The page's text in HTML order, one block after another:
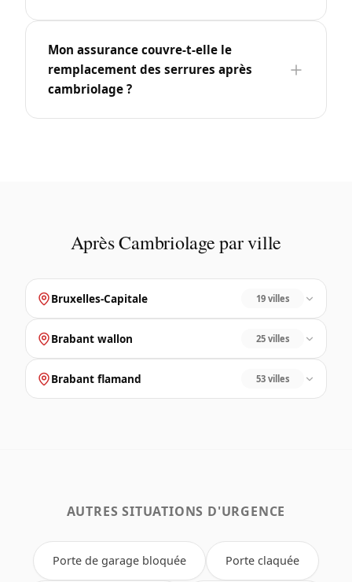
Mon assurance couvre-t-elle le
remplacement des serrures après
cambriolage ?
Après Cambriolage par ville
Bruxelles-Capitale 19 villes
Brabant wallon 25 villes
Brabant flamand 53 villes
AUTRES SITUATIONS D'URGENCE
Porte de garage bloquée Porte claquée